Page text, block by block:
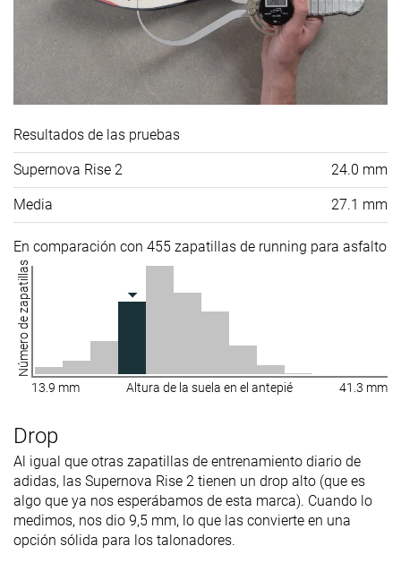
Resultados de las pruebas
Supernova Rise 2 24.0 mm
Media 27.1 mm
En comparación con 455 zapatillas de running para asfalto
Número de zapatillas
13.9 mm Altura de la suela en el antepié 41.3 mm
Drop
Al igual que otras zapatillas de entrenamiento diario de
adidas, las Supernova Rise 2 tienen un drop alto (que es
algo que ya nos esperábamos de esta marca). Cuando lo
medimos, nos dio 9,5 mm, lo que las convierte en una
opción sólida para los talonadores.